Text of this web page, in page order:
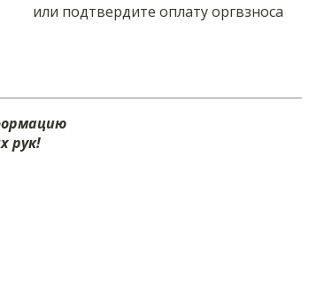
или подтвердите оплату оргвзноса
рук!